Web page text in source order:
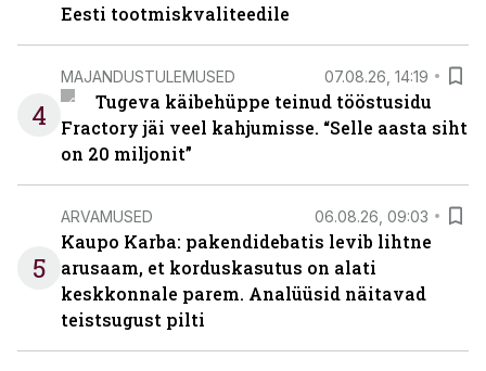
Eesti tootmiskvaliteedile
4
MAJANDUSTULEMUSED 07.08.26, 14:19
Tugeva käibehüppe teinud tööstusidu
Fractory jäi veel kahjumisse. “Selle aasta siht
on 20 miljonit”
5
ARVAMUSED 06.08.26, 09:03
Kaupo Karba: pakendidebatis levib lihtne
arusaam, et korduskasutus on alati
keskkonnale parem. Analüüsid näitavad
teistsugust pilti